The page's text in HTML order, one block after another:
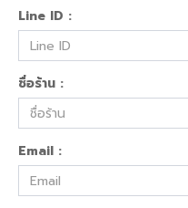
Line ID :
ชื่อร้าน :
Email :